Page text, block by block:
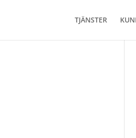
TJÄNSTER